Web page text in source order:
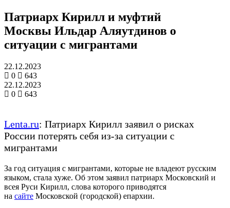
Патриарх Кирилл и муфтий
Москвы Ильдар Аляутдинов о
ситуации с мигрантами
22.12.2023
0
643
22.12.2023
0
643
Lenta.ru: Патриарх Кирилл заявил о рисках
России потерять себя из-за ситуации с
мигрантами
За год ситуация с мигрантами, которые не владеют русским
языком, стала хуже. Об этом заявил патриарх Московский и
всея Руси Кирилл, слова которого приводятся
на сайте Московской (городской) епархии.